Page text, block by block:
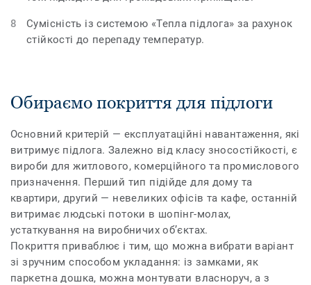
Сумісність із системою «Тепла підлога» за рахунок
стійкості до перепаду температур.
Обираємо покриття для підлоги
Основний критерій — експлуатаційні навантаження, які
витримує підлога. Залежно від класу зносостійкості, є
вироби для житлового, комерційного та промислового
призначення. Перший тип підійде для дому та
квартири, другий — невеликих офісів та кафе, останній
витримає людські потоки в шопінг-молах,
устаткування на виробничих об’єктах.
Покриття приваблює і тим, що можна вибрати варіант
зі зручним способом укладання: із замками, як
паркетна дошка, можна монтувати власноруч, а з